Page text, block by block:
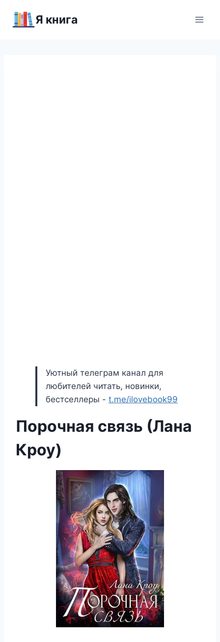
Я книга
Уютный телеграм канал для
любителей читать, новинки,
бестселлеры - t.me/ilovebook99
Порочная связь (Лана
Кроу)